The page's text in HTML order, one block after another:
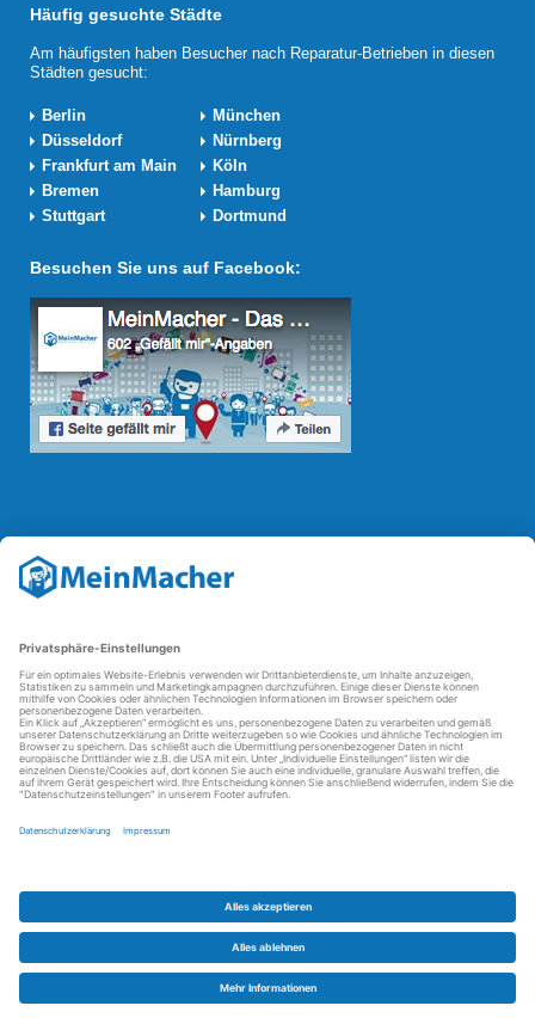
Häufig gesuchte Städte
Am häufigsten haben Besucher nach Reparatur-Betrieben in diesen
Städten gesucht:
Berlin
München
Düsseldorf
Nürnberg
Frankfurt am Main
Köln
Bremen
Hamburg
Stuttgart
Dortmund
Besuchen Sie uns auf Facebook:
Reparatur Revolution
Mit derReparatur-Revolution
Reparaturbedingungen in Deutschland: Für Produkte, die sich gut
reparierenden Betriebe und des Reparatur-Know-hows in
Deutschland.
Weitere Informationen
FAQ - häufig gestellte Fragen
Partner werden
Über uns
Datenschutz
Barrierefreiheit
Partnerportal